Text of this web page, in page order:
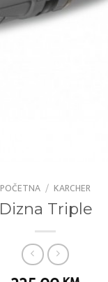
POČETNA / KARCHER
Dizna Triple